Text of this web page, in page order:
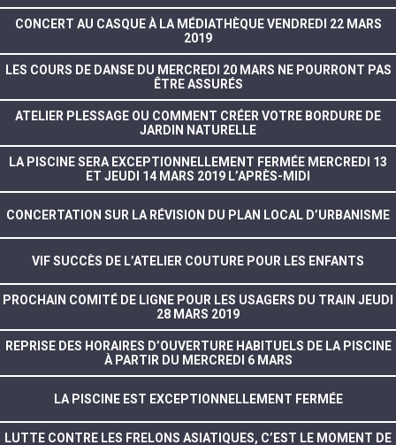
CONCERT AU CASQUE À LA MÉDIATHÈQUE VENDREDI 22 MARS
2019
LES COURS DE DANSE DU MERCREDI 20 MARS NE POURRONT PAS
ÊTRE ASSURÉS
ATELIER PLESSAGE OU COMMENT CRÉER VOTRE BORDURE DE
JARDIN NATURELLE
LA PISCINE SERA EXCEPTIONNELLEMENT FERMÉE MERCREDI 13
ET JEUDI 14 MARS 2019 L’APRÈS-MIDI
CONCERTATION SUR LA RÉVISION DU PLAN LOCAL D’URBANISME
VIF SUCCÈS DE L’ATELIER COUTURE POUR LES ENFANTS
PROCHAIN COMITÉ DE LIGNE POUR LES USAGERS DU TRAIN JEUDI
28 MARS 2019
REPRISE DES HORAIRES D’OUVERTURE HABITUELS DE LA PISCINE
À PARTIR DU MERCREDI 6 MARS
LA PISCINE EST EXCEPTIONNELLEMENT FERMÉE
LUTTE CONTRE LES FRELONS ASIATIQUES, C’EST LE MOMENT DE